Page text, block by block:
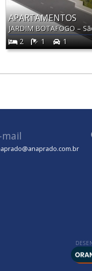
APARTAMENTOS
JARDIM BOTAFOGO –
2
1 1
mail